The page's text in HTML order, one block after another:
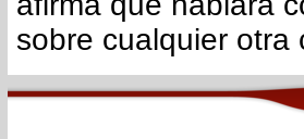
sobre cualquier otra